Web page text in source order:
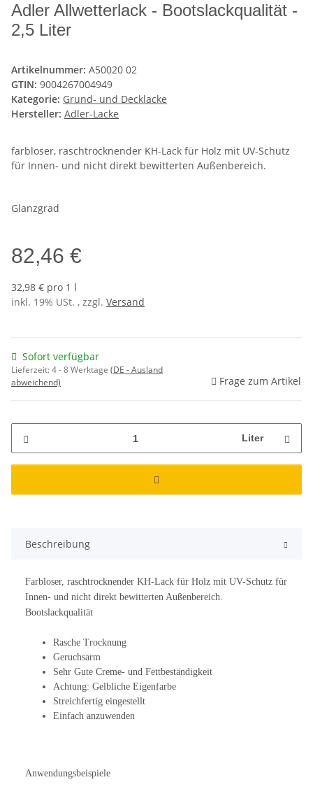
Adler Allwetterlack - Bootslackqualität -
2,5 Liter
Artikelnummer: A50020 02
GTIN: 9004267004949
Kategorie: Grund- und Decklacke
Hersteller: Adler-Lacke
farbloser, raschtrocknender KH-Lack für Holz mit UV-Schutz
für Innen- und nicht direkt bewitterten Außenbereich.
Glanzgrad
82,46 €
32,98 € pro 1 l
inkl. 19% USt. , zzgl. Versand
Sofort verfügbar
Lieferzeit:4 - 8 Werktage (DE - Ausland
abweichend)
Frage zum Artikel
Liter
Beschreibung
Farbloser, raschtrocknender KH-Lack für Holz mit UV-Schutz für
Innen- und nicht direkt bewitterten Außenbereich.
Bootslackqualität
Rasche Trocknung
Geruchsarm
Sehr Gute Creme- und Fettbeständigkeit
Achtung: Gelbliche Eigenfarbe
Streichfertig eingestellt
Einfach anzuwenden
Anwendungsbeispiele